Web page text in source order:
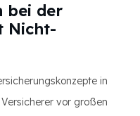
bei der
Nicht-
in
vor großen